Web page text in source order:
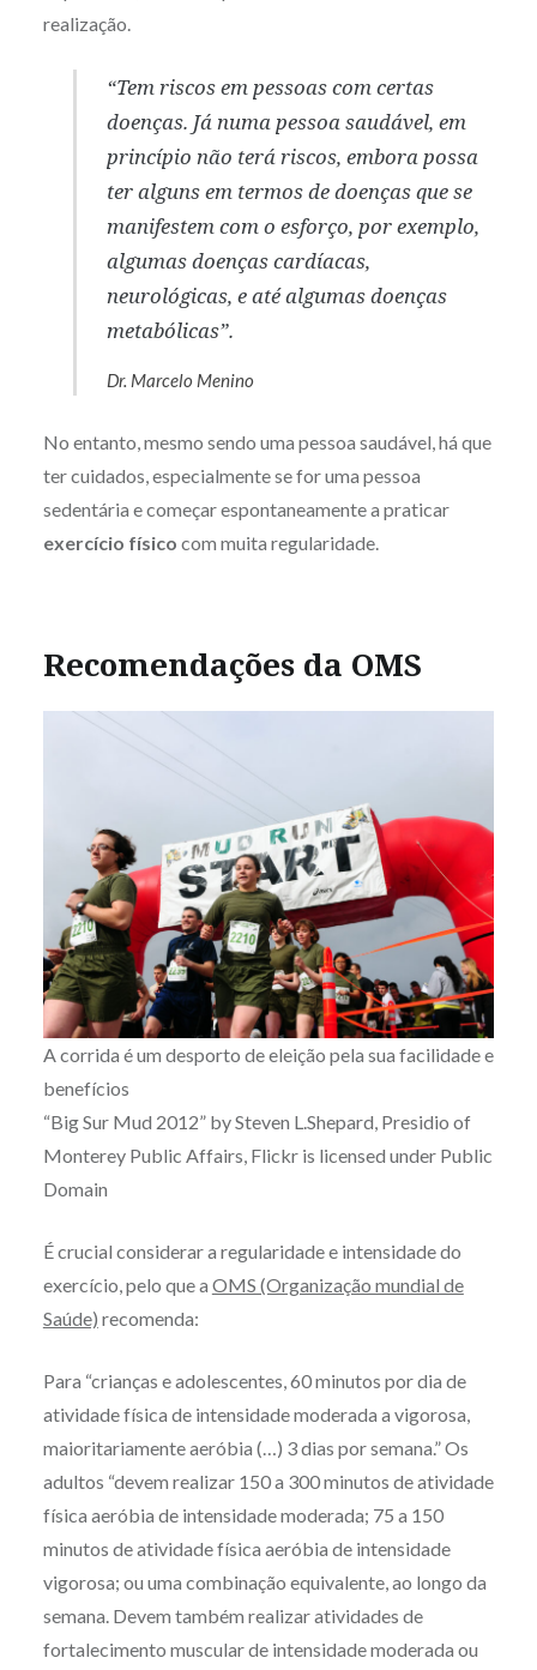
realização.
“Tem riscos em pessoas com certas
doenças. Já numa pessoa saudável, em
princípio não terá riscos, embora possa
ter alguns em termos de doenças que se
manifestem com o esforço, por exemplo,
algumas doenças cardíacas,
neurológicas, e até algumas doenças
metabólicas”.
Dr. Marcelo Menino
No entanto, mesmo sendo uma pessoa saudável, há que
ter cuidados, especialmente se for uma pessoa
sedentária e começar espontaneamente a praticar
exercício físico com muita regularidade.
Recomendações da OMS
A corrida é um desporto de eleição pela sua facilidade e
benefícios
“Big Sur Mud 2012” by Steven L.Shepard, Presidio of
Monterey Public Affairs, Flickr is licensed under Public
Domain
É crucial considerar a regularidade e intensidade do
exercício, pelo que a OMS (Organização mundial de
Saúde) recomenda:
Para “crianças e adolescentes, 60 minutos por dia de
atividade física de intensidade moderada a vigorosa,
maioritariamente aeróbia (…) 3 dias por semana.” Os
adultos “devem realizar 150 a 300 minutos de atividade
física aeróbia de intensidade moderada; 75 a 150
minutos de atividade física aeróbia de intensidade
vigorosa; ou uma combinação equivalente, ao longo da
semana. Devem também realizar atividades de
fortalecimento muscular de intensidade moderada ou